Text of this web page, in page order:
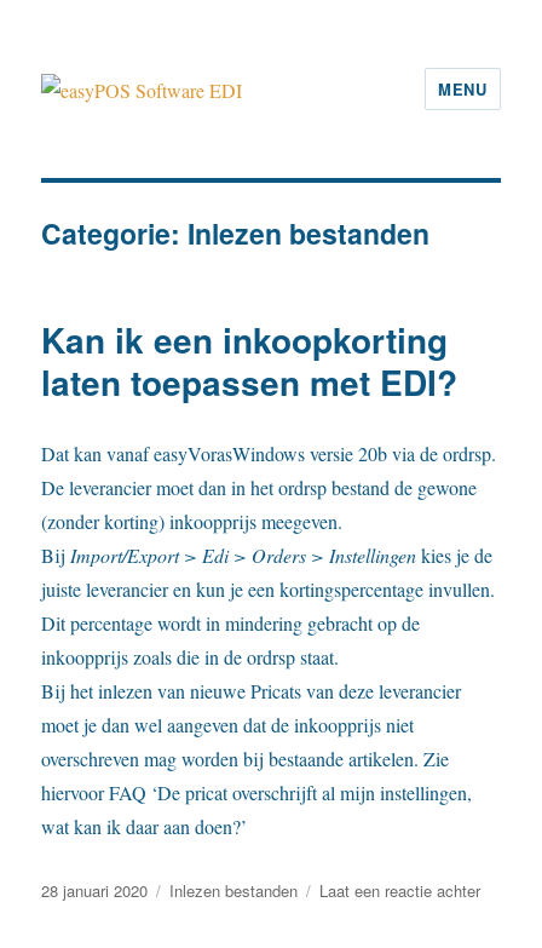
MENU
Categorie: Inlezen bestanden
Kan ik een inkoopkorting
laten toepassen met EDI?
Dat kan vanaf easyVorasWindows versie 20b via de ordrsp.
De leverancier moet dan in het ordrsp bestand de gewone
(zonder korting) inkoopprijs meegeven.
Bij Import/Export > Edi > Orders > Instellingenkies je de
juiste leverancier en kun je een kortingspercentage invullen.
Dit percentage wordt in mindering gebracht op de
inkoopprijs zoals die in de ordrsp staat.
Bij het inlezen van nieuwe Pricats van deze leverancier
moet je dan wel aangeven dat de inkoopprijs niet
overschreven mag worden bij bestaande artikelen. Zie
hiervoor FAQ ‘De pricat overschrijft al mijn instellingen,
wat kan ik daar aan doen?’
Geplaatst
28 januari 2020 Categorieën
Inlezen bestanden Laat een reactie achterop